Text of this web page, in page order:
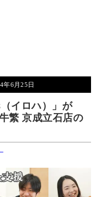
年6月25日
イロハ）」が
繁 京成立石店の